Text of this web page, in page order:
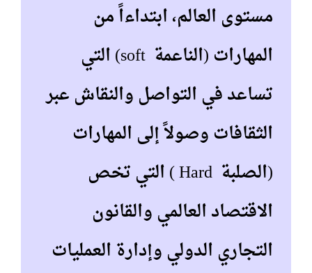
مستوى العالم، ابتداءاً من
المهارات (الناعمة soft) التي
تساعد في التواصل والنقاش عبر
الثقافات وصولاً إلى المهارات
(الصلبة Hard ) التي تخص
الاقتصاد العالمي والقانون
التجاري الدولي وإدارة العمليات